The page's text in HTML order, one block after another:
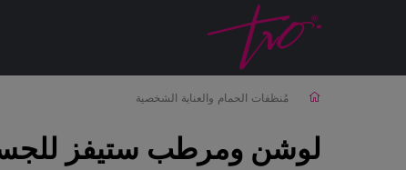
مُنظفات الحمام والعناية الشخصية
لوشن ومرطب ستيفز للجسم